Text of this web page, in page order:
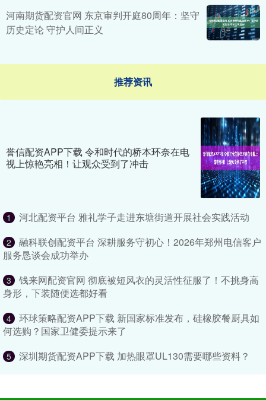
河南期货配资官网 东京审判开庭80周年：坚守
历史定论 守护人间正义
推荐资讯
誉信配资APP下载 令和时代的桥本环奈在电
视上惊艳亮相！让观众受到了冲击
1 河北配资平台 雅礼学子走进东塘街道开展社会实践活动
2
融科联创配资平台 深耕服务守初心！2026年郑州电信客户
服务恳谈会成功举办
3
钱来网配资官网 彻底被短风衣的灵活性征服了！不挑身高
身形，下装随便选都好看
4
环球策略配资APP下载 新国家标准发布，硅橡胶餐厨具如
何选购？国家卫健委提示来了
5 深圳期货配资APP下载 加热眼罩UL130需要哪些资料？